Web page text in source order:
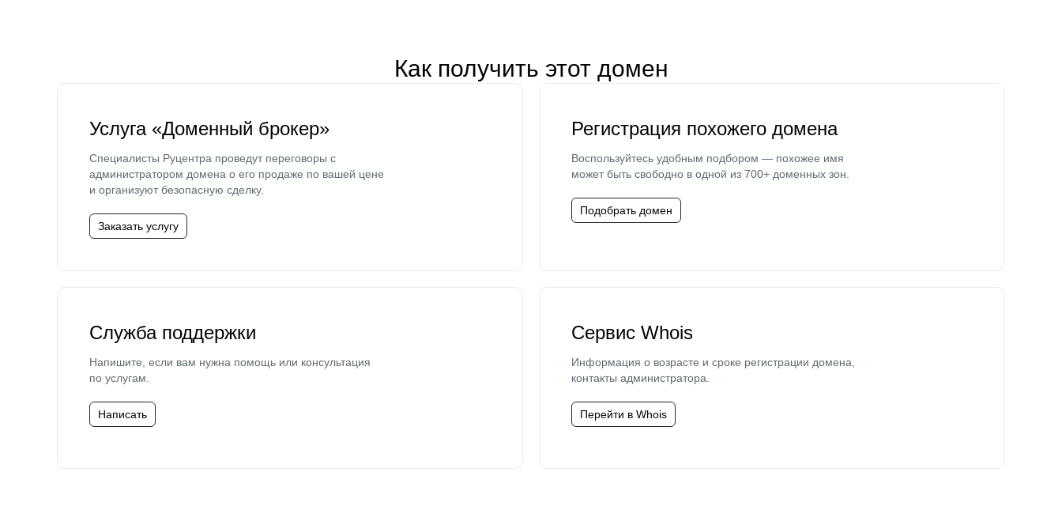
Как получить этот домен
Услуга «Доменный брокер»
Специалисты Руцентра проведут переговоры с
администратором домена о его продаже по вашей цене
и организуют безопасную сделку.
Заказать услугу
Регистрация похожего домена
Воспользуйтесь удобным подбором — похожее имя
может быть свободно в одной из 700+ доменных зон.
Подобрать домен
Служба поддержки
Напишите, если вам нужна помощь или консультация
по услугам.
Написать
Сервис Whois
Информация о возрасте и сроке регистрации домена,
контакты администратора.
Перейти в Whois